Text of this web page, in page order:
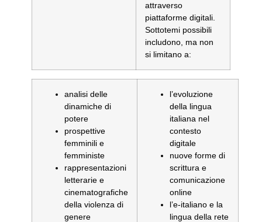
attraverso
piattaforme digitali.
Sottotemi possibili
includono, ma non
si limitano a:
analisi delle
dinamiche di
potere
prospettive
femminili e
femministe
rappresentazioni
letterarie e
cinematografiche
della violenza di
genere
l’evoluzione
della lingua
italiana nel
contesto
digitale
nuove forme di
scrittura e
comunicazione
online
l’e-italiano e la
lingua della rete